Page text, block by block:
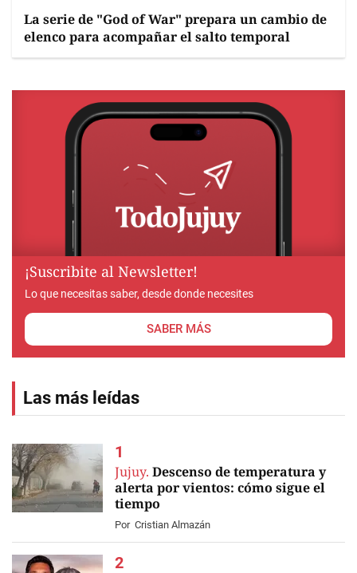
La serie de "God of War" prepara un cambio de
elenco para acompañar el salto temporal
¡Suscribite al Newsletter!
Lo que necesitas saber, desde donde necesites
SABER MÁS
Las más leídas
Jujuy. Descenso de temperatura y
alerta por vientos: cómo sigue el
tiempo
Por Cristian Almazán